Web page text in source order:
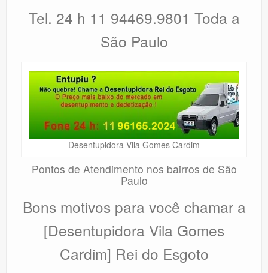
Tel. 24 h 11 94469.9801 Toda a
São Paulo
Desentupidora Vila Gomes Cardim
Pontos de Atendimento nos bairros de São
Paulo
Bons motivos para você chamar a
[Desentupidora Vila Gomes
Cardim] Rei do Esgoto